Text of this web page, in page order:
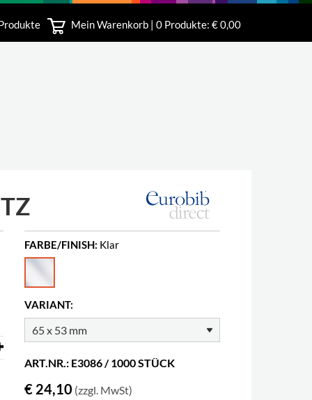
Mein Warenkorb | 0 Produkte: € 0,00
FARBE/FINISH: Klar
VARIANT:
ART.NR.: E3086 / 1000 STÜCK
€ 24,10 (zzgl. MwSt)